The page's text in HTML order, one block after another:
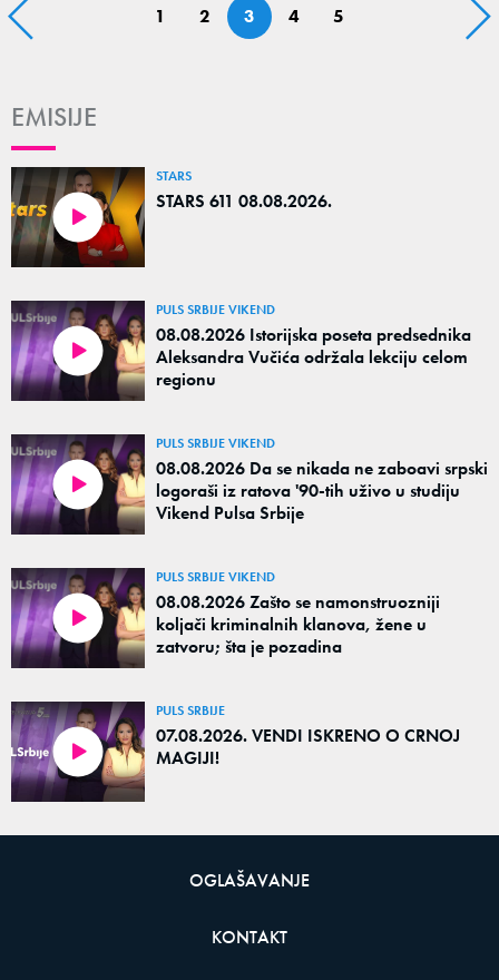
1 2 3 4 5
EMISIJE
STARS
STARS 611 08.08.2026.
PULS SRBIJE VIKEND
08.08.2026 Istorijska poseta predsednika
Aleksandra Vučića održala lekciju celom
regionu
PULS SRBIJE VIKEND
08.08.2026 Da se nikada ne zaboavi srpski
logoraši iz ratova '90-tih uživo u studiju
Vikend Pulsa Srbije
PULS SRBIJE VIKEND
08.08.2026 Zašto se namonstruozniji
koljači kriminalnih klanova, žene u
zatvoru; šta je pozadina
PULS SRBIJE
07.08.2026. VENDI ISKRENO O CRNOJ
MAGIJI!
OGLAŠAVANJE
KONTAKT